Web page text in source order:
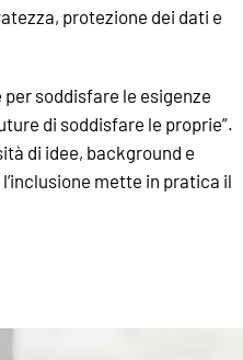
protezione dei dati e
soddisfare le esigenze
di soddisfare le proprie”.
di idee, background e
mette in pratica il